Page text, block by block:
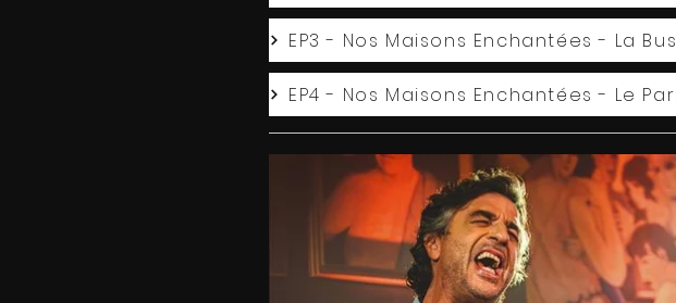
EP3 - Nos Maisons Enchantées - La
EP4 - Nos Maisons Enchantées - Le